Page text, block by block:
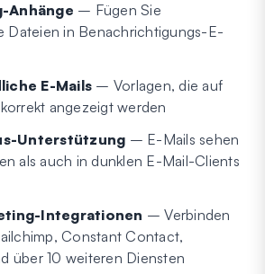
Anhänge – Fügen Sie
Dateien in Benachrichtigungs-E-
E-Mails – Vorlagen, die auf
angezeigt werden
Unterstützung – E-Mails sehen
als auch in dunklen E-Mail-Clients
Integrationen – Verbinden
Constant Contact,
über 10 weiteren Diensten